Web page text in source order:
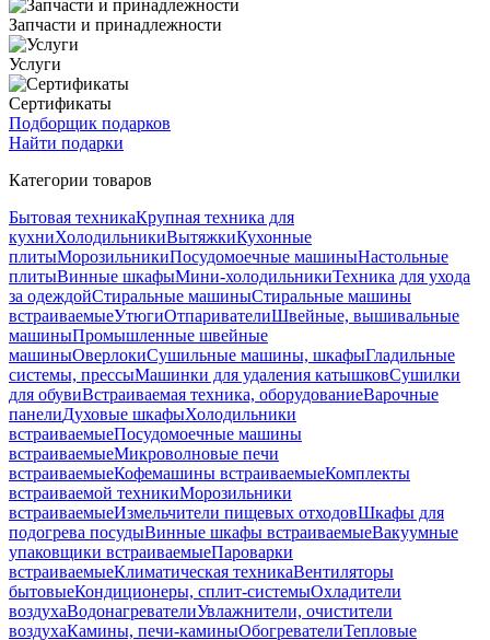
Запчасти и принадлежности
Услуги
Сертификаты
Подборщик подарков
Найти подарки
Категории товаров
Бытовая техникаКрупная техника для
кухниХолодильникиВытяжкиКухонные
плитыМорозильникиПосудомоечные машиныНастольные
плитыВинные шкафыМини-холодильникиТехника для ухода
за одеждойСтиральные машиныСтиральные машины
встраиваемыеУтюгиОтпаривателиШвейные, вышивальные
машиныПромышленные швейные
машиныОверлокиСушильные машины, шкафыГладильные
системы, прессыМашинки для удаления катышковСушилки
для обувиВстраиваемая техника, оборудованиеВарочные
панелиДуховые шкафыХолодильники
встраиваемыеПосудомоечные машины
встраиваемыеМикроволновые печи
встраиваемыеКофемашины встраиваемыеКомплекты
встраиваемой техникиМорозильники
встраиваемыеИзмельчители пищевых отходовШкафы для
подогрева посудыВинные шкафы встраиваемыеВакуумные
упаковщики встраиваемыеПароварки
встраиваемыеКлиматическая техникаВентиляторы
бытовыеКондиционеры, сплит-системыОхладители
воздухаВодонагревателиУвлажнители, очистители
воздухаКамины, печи-каминыОбогревателиТепловые